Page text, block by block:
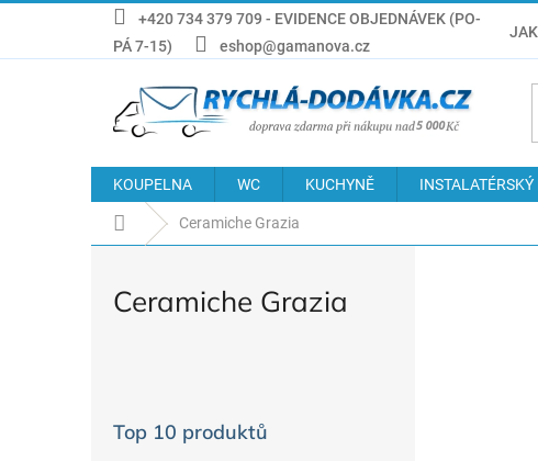
Přejít
+420 734 379 709 - EVIDENCE OBJEDNÁVEK (PO-
PÁ 7-15)
eshop@gamanova.cz
KOUPELNA WC KUCHYNĚ INSTALATÉRSKÝ
Domů Ceramiche Grazia
Ceramiche Grazia
Top 10 produktů